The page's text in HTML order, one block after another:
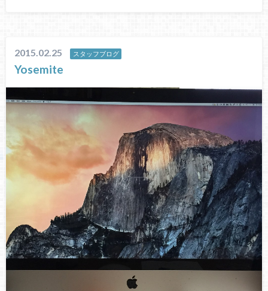
2015.02.25 スタッフブログ
Yosemite